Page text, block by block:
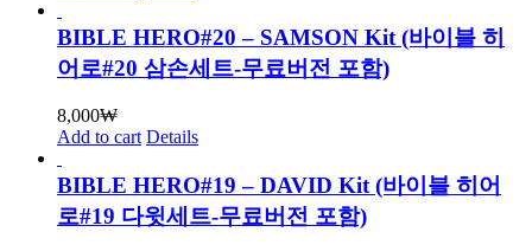
BIBLE HERO#20 – SAMSON Kit (바이블 히
어로#20 삼손세트-무료버전 포함)
8,000₩
Add to cart Details
BIBLE HERO#19 – DAVID Kit (바이블 히어
로#19 다윗세트-무료버전 포함)